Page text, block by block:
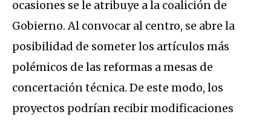
ocasiones se le atribuye a la coalición de
Gobierno. Al convocar al centro, se abre la
posibilidad de someter los artículos más
polémicos de las reformas a mesas de
concertación técnica. De este modo, los
proyectos podrían recibir modificaciones